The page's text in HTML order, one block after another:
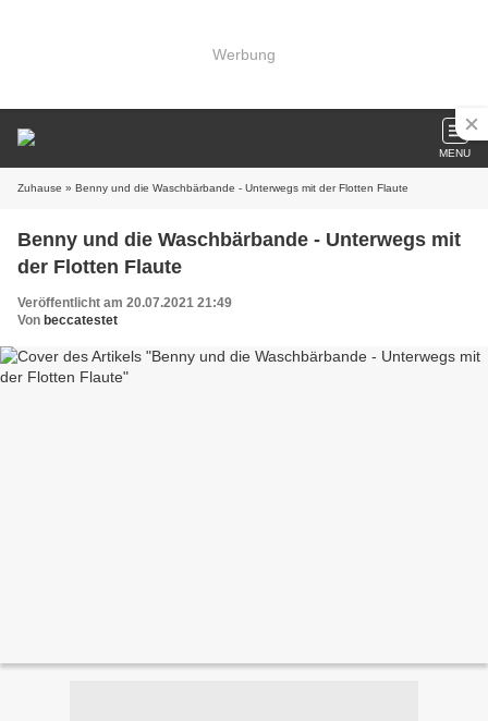
Werbung
MENU
Zuhause » Benny und die Waschbärbande - Unterwegs mit der Flotten Flaute
Benny und die Waschbärbande - Unterwegs mit
der Flotten Flaute
Veröffentlicht am 20.07.2021 21:49
Von beccatestet